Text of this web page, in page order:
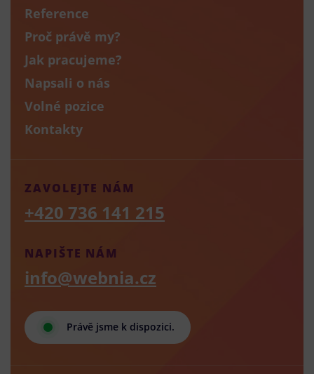
Reference
Proč právě my?
Jak pracujeme?
Napsali o nás
Volné pozice
Kontakty
Právě jsme k dispozici.
NAPIŠTE NÁM
info@webnia.cz
ZAVOLEJTE NÁM
+420 736 141 215